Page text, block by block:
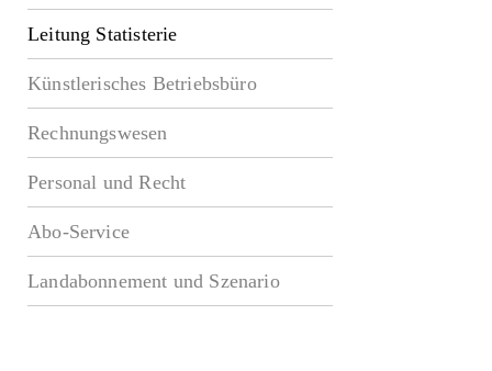
Leitung Statisterie
Künstlerisches Betriebsbüro
Rechnungswesen
Personal und Recht
Abo-Service
Landabonnement und Szenario